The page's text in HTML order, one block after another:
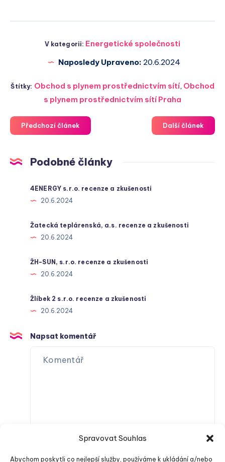
Spravovat Souhlas
Abychom poskytli co nejlepší služby, používáme k ukládání a/nebo
V kategorii: Energetické společnosti
Naposledy Upraveno: 20.6.2024
Štítky: Obchod s plynem prostřednictvím sítí, Obchod
s plynem prostřednictvím sítí Praha
Předchozí článek Další článek
Podobné články
4ENERGY s.r.o. recenze a zkušenosti
20.6.2024
Žatecká teplárenská, a.s. recenze a zkušenosti
20.6.2024
ŽH-SUN, s.r.o. recenze a zkušenosti
20.6.2024
Žlíbek 2 s.r.o. recenze a zkušenosti
20.6.2024
Napsat komentář